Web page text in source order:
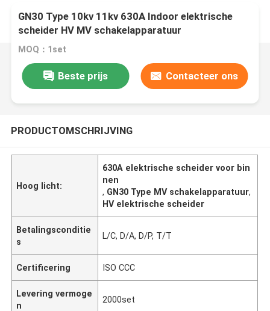
GN30 Type 10kv 11kv 630A Indoor elektrische
scheider HV MV schakelapparatuur
MOQ：1set
Beste prijs Contacteer ons
PRODUCTOMSCHRIJVING
Hoog licht:
630A elektrische scheider voor bin
nen
, GN30 Type MV schakelapparatuur,
HV elektrische scheider
Betalingsconditie
s
L/C, D/A, D/P, T/T
Certificering ISO CCC
Levering vermoge
n
2000set